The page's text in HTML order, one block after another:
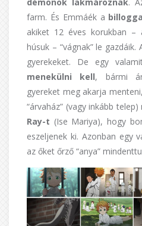
farm. És Emmáék a
akiket 12 éves korukban –
húsuk – “vágnak” le
gyerekeket. De egy
menekülni kell, bármi
gyereket meg akarja
“árvaház” (vagy inkább
Ray-t (Ise Mariya), hogy
eszeljenek ki. Azonban egy
az őket őrző “anya”